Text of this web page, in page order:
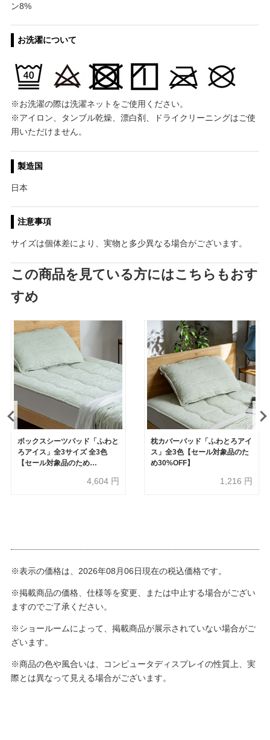
ン8%
お洗濯について
※お洗濯の際は洗濯ネットをご使用ください。
※アイロン、タンブル乾燥、漂白剤、ドライクリーニングはご使
用いただけません。
製造国
日本
注意事項
サイズは個体差により、実物と多少異なる場合がございます。
この商品を見ている方にはこちらもおす
すめ
ボックスシーツパッド「ふわと
ろアイス」全3サイズ 全3色
【セール対象品のため
4,604 円
枕カバーパッド「ふわとろアイ
ス」全3色【セール対象品のた
め30%OFF】
1,216 円
※表示の価格は、2026年08月06日現在の税込価格です。
※掲載商品の価格、仕様等を変更、または中止する場合がござい
ますのでご了承ください。
※ショールームによって、掲載商品が展示されていない場合がご
ざいます。
※商品の色や風合いは、コンピュータディスプレイの性質上、実
際とは異なって見える場合がございます。